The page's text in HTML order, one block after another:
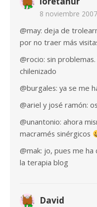
8 noviembre
@may: deja de
por no traer más
@rocio: sin
chilenizado
@burgales: ya se me
@ariel y josé ramón:
@unantonio: ahora
macramés sinérgicos
@mak: jo, pues me
la terapia blog
David